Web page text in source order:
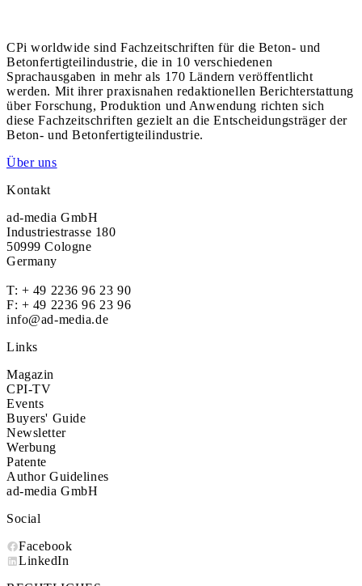
CPi worldwide sind Fachzeitschriften für die Beton- und
Betonfertigteilindustrie, die in 10 verschiedenen
Sprachausgaben in mehr als 170 Ländern veröffentlicht
werden. Mit ihrer praxisnahen redaktionellen Berichterstattung
über Forschung, Produktion und Anwendung richten sich
diese Fachzeitschriften gezielt an die Entscheidungsträger der
Beton- und Betonfertigteilindustrie.
Über uns
Kontakt
ad-media GmbH
Industriestrasse 180
50999 Cologne
Germany
T: + 49 2236 96 23 90
F: + 49 2236 96 23 96
info@ad-media.de
Links
Magazin
CPI-TV
Events
Buyers' Guide
Newsletter
Werbung
Patente
Author Guidelines
ad-media GmbH
Social
Facebook
LinkedIn